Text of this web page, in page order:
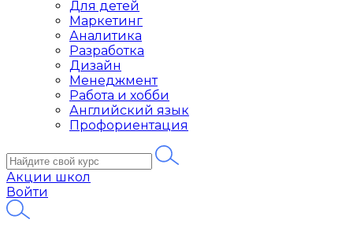
Для детей
Маркетинг
Аналитика
Разработка
Дизайн
Менеджмент
Работа и хобби
Английский язык
Профориентация
Акции школ
Войти